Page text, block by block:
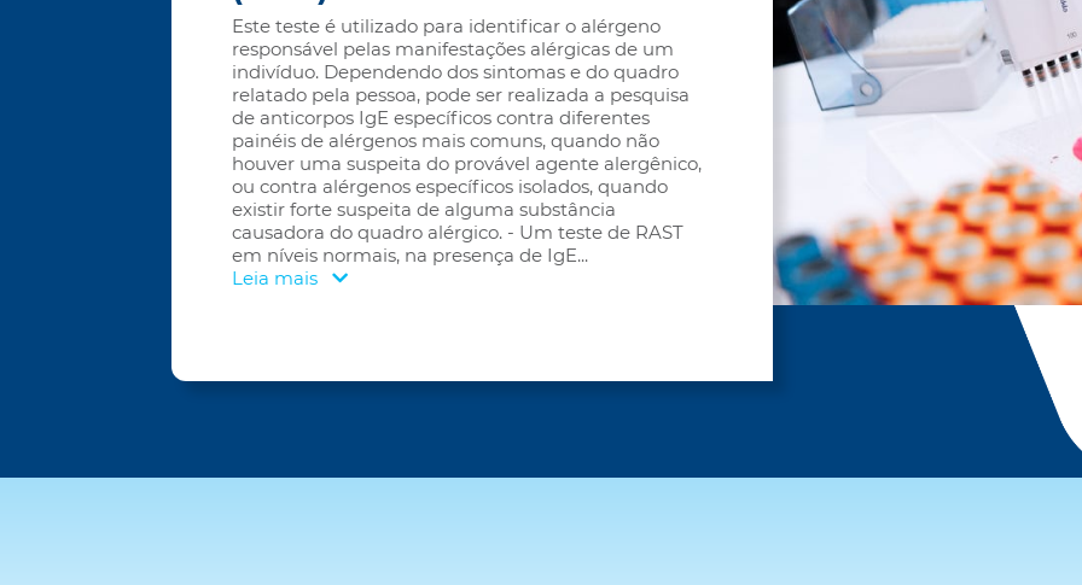
Este teste é utilizado para identificar o alérgeno
responsável pelas manifestações alérgicas de um
indivíduo. Dependendo dos sintomas e do quadro
relatado pela pessoa, pode ser realizada a pesquisa
de anticorpos IgE específicos contra diferentes
painéis de alérgenos mais comuns, quando não
houver uma suspeita do provável agente alergênico,
ou contra alérgenos específicos isolados, quando
existir forte suspeita de alguma substância
causadora do quadro alérgico. - Um teste de RAST
em níveis normais, na presença de IgE...
Leia mais